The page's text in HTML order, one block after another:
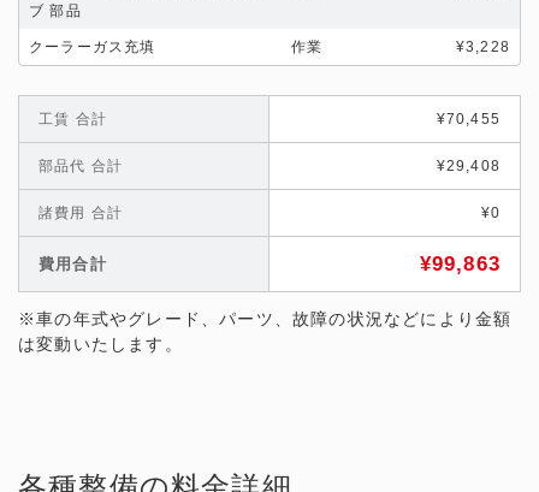
ブ 部品
クーラーガス充填 作業 ¥3,228
工賃 合計 ¥70,455
部品代 合計 ¥29,408
諸費用 合計 ¥0
費用合計 ¥99,863
※車の年式やグレード、パーツ、故障の状況などにより金額
は変動いたします。